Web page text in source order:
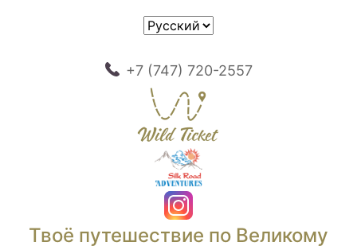
+7 (747) 720-2557
Твоё путешествие по Великому